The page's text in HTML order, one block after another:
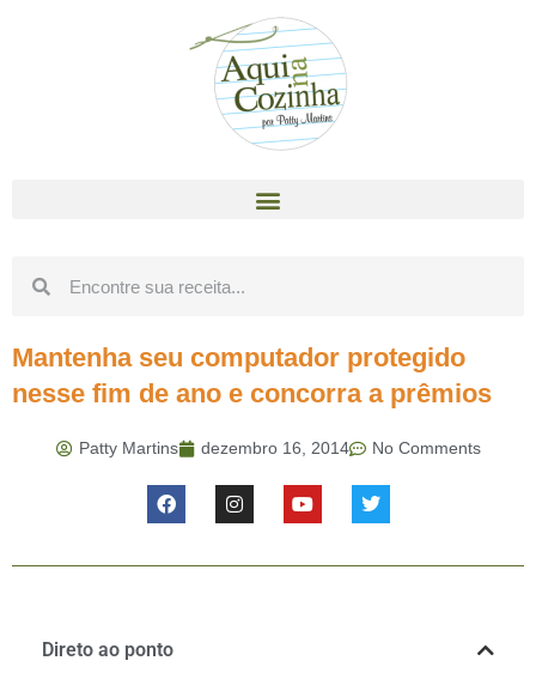
Mantenha seu computador protegido
nesse fim de ano e concorra a prêmios
Patty Martins dezembro 16, 2014 No Comments
Direto ao ponto